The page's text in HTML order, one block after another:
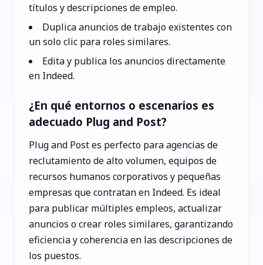
títulos y descripciones de empleo.
Duplica anuncios de trabajo existentes con
un solo clic para roles similares.
Edita y publica los anuncios directamente
en Indeed.
¿En qué entornos o escenarios es
adecuado Plug and Post?
Plug and Post es perfecto para agencias de
reclutamiento de alto volumen, equipos de
recursos humanos corporativos y pequeñas
empresas que contratan en Indeed. Es ideal
para publicar múltiples empleos, actualizar
anuncios o crear roles similares, garantizando
eficiencia y coherencia en las descripciones de
los puestos.